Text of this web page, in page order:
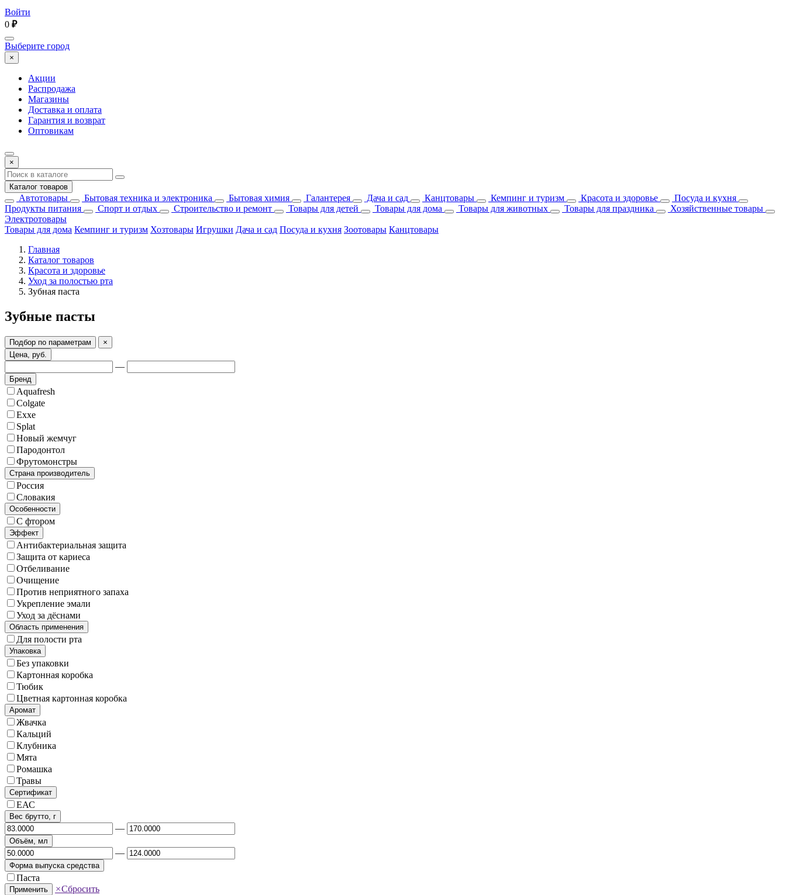
Войти
0 ₽
Выберите город
×
Акции
Распродажа
Магазины
Доставка и оплата
Гарантия и возврат
Оптовикам
×
Каталог товаров
Автотовары Бытовая техника и электроника Бытовая химия Галантерея Дача и сад Канцтовары Кемпинг и туризм Красота и здоровье
Посуда и кухня
Продукты питания
Спорт и отдых Строительство и ремонт Товары для детей Товары для дома Товары для животных Товары для праздника
Хозяйственные товары
Электротовары
Товары для дома Кемпинг и туризм Хозтовары Игрушки Дача и сад Посуда и кухня Зоотовары Канцтовары
Главная
Каталог товаров
Красота и здоровье
Уход за полостью рта
Зубная паста
Зубные пасты
Подбор по параметрам
×
Цена, руб.
—
Бренд
Aquafresh
Colgate
Exxe
Splat
Новый жемчуг
Пародонтол
Фрутомонстры
Страна производитель
Россия
Словакия
Особенности
С фтором
Эффект
Антибактериальная защита
Защита от кариеса
Отбеливание
Очищение
Против неприятного запаха
Укрепление эмали
Уход за дёснами
Область применения
Для полости рта
Упаковка
Без упаковки
Картонная коробка
Тюбик
Цветная картонная коробка
Аромат
Жвачка
Кальций
Клубника
Мята
Ромашка
Травы
Сертификат
ЕАС
Вес брутто, г
—
Объём, мл
—
Форма выпуска средства
Паста
Применить ×Сбросить